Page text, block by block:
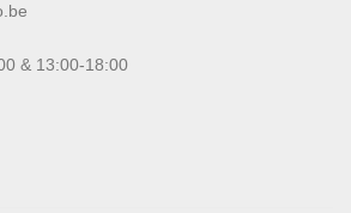
& 13:00-18:00